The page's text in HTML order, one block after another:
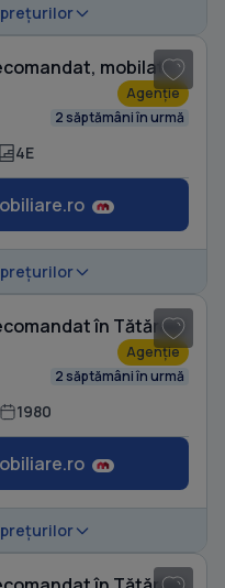
Apartament cu 3 camere decomandat, mobilat în Tătărași
Agenție
2 săptămâni în urmă
4E
în Tătărași
Agenție
2 săptămâni în urmă
1980